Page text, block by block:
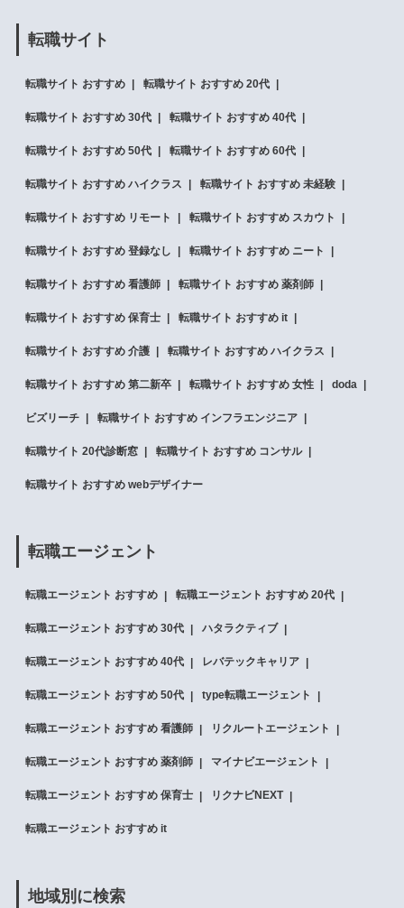
転職サイト
転職サイト おすすめ 転職サイト おすすめ 20代
転職サイト おすすめ 30代 転職サイト おすすめ 40代
転職サイト おすすめ 50代 転職サイト おすすめ 60代
転職サイト おすすめ ハイクラス 転職サイト おすすめ 未経験
転職サイト おすすめ リモート 転職サイト おすすめ スカウト
転職サイト おすすめ 登録なし 転職サイト おすすめ ニート
転職サイト おすすめ 看護師 転職サイト おすすめ 薬剤師
転職サイト おすすめ 保育士 転職サイト おすすめ it
転職サイト おすすめ 介護 転職サイト おすすめ ハイクラス
転職サイト おすすめ 第二新卒 転職サイト おすすめ 女性 doda
ビズリーチ 転職サイト おすすめ インフラエンジニア
転職サイト 20代診断窓 転職サイト おすすめ コンサル
転職サイト おすすめ webデザイナー
転職エージェント
転職エージェント おすすめ 転職エージェント おすすめ 20代
転職エージェント おすすめ 30代 ハタラクティブ
転職エージェント おすすめ 40代 レバテックキャリア
転職エージェント おすすめ 50代 type転職エージェント
転職エージェント おすすめ 看護師 リクルートエージェント
転職エージェント おすすめ 薬剤師 マイナビエージェント
転職エージェント おすすめ 保育士 リクナビNEXT
転職エージェント おすすめ it
地域別に検索